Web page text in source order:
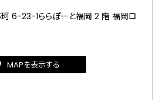
6-23-1ららぽーと福岡 2 階 福岡ロ
MAPを表示する